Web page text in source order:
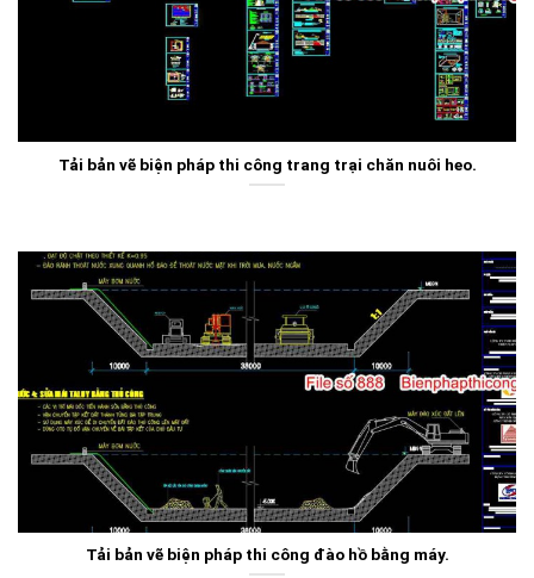
Tải bản vẽ biện pháp thi công trang trại chăn nuôi heo.
Tải bản vẽ biện pháp thi công đào hồ bằng máy.